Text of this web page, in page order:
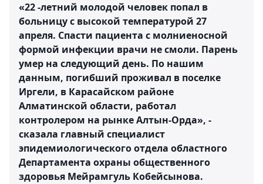
«22 -летний молодой человек попал в
больницу с высокой температурой 27
апреля. Спасти пациента с молниеносной
формой инфекции врачи не смоли. Парень
умер на следующий день. По нашим
данным, погибший проживал в поселке
Иргели, в Карасайском районе
Алматинской области, работал
контролером на рынке Алтын-Орда», -
сказала главный специалист
эпидемиологического отдела областного
Департамента охраны общественного
здоровья Мейрамгуль Кобейсынова.